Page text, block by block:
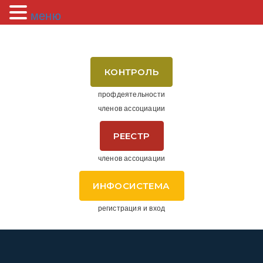
КОНТРОЛЬ
профдеятельности
членов ассоциации
РЕЕСТР
членов ассоциации
ИНФОСИСТЕМА
регистрация и вход
меню